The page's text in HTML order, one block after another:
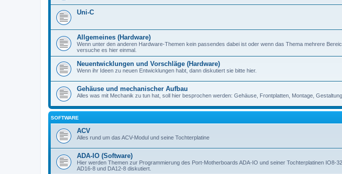
Uni-C
Allgemeines (Hardware)
Wenn unter den anderen Hardware-Themen kein passendes dabei ist oder wenn das Thema mehrere
versuche es hier einmal.
Neuentwicklungen und Vorschläge (Hardware)
Wenn ihr Ideen zu neuen Entwicklungen habt, dann diskutiert sie bitte hier.
Gehäuse und mechanischer Aufbau
Alles was mit Mechanik zu tun hat, soll hier besprochen werden: Gehäuse, Frontplatten, Montage, Gestaltung,
SOFTWARE
ACV
Alles rund um das ACV-Modul und seine Tochterplatine
ADA-IO (Software)
Hier werden Themen zur Programmierung des Port-Motherboards ADA-IO und seiner Tochterplatinen IO8-
AD16-8 und DA12-8 diskutiert.